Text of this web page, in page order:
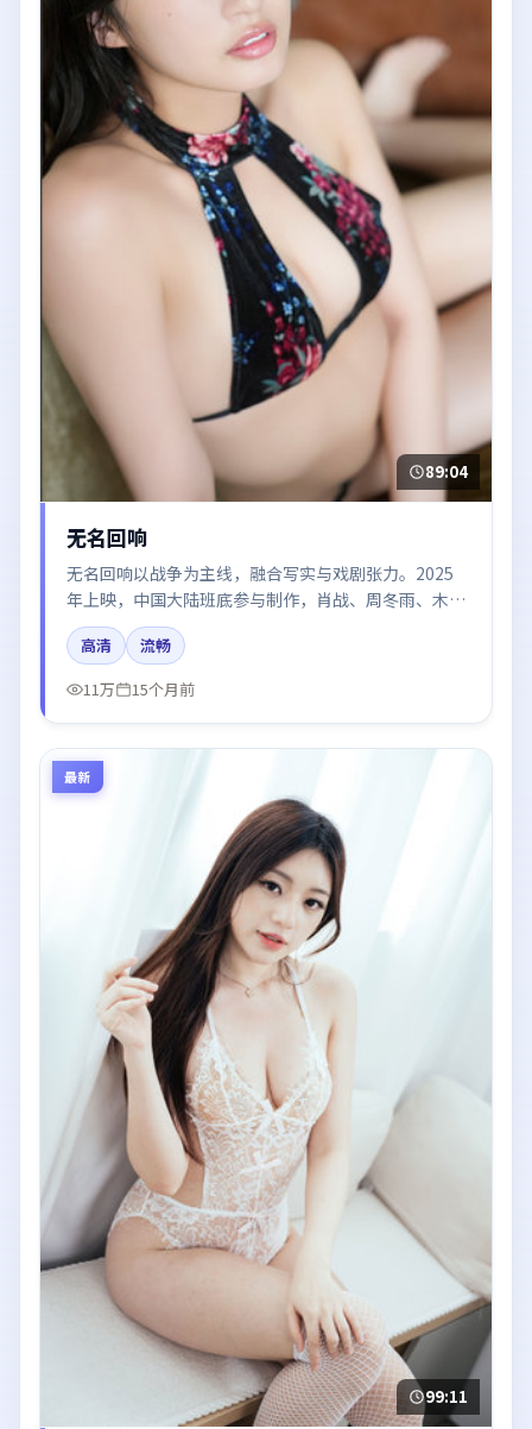
89:04
无名回响
无名回响以战争为主线，融合写实与戏剧张力。2025
年上映，中国大陆班底参与制作，肖战、周冬雨、木村
拓哉在片中呈现细腻表演，影像风格统一，配乐与剪辑
强化了情绪曲线。
高清
流畅
11万
15个月前
最新
99:11